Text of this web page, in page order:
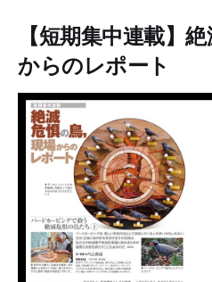
【短期集中連載】
からのレポート